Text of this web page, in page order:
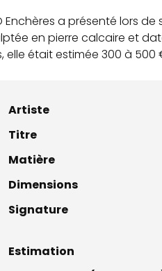
Enchères a présenté lors
en pierre calcaire et
elle était estimée 300 à
Artiste
Titre
Matière
Dimensions
Signature
Estimation